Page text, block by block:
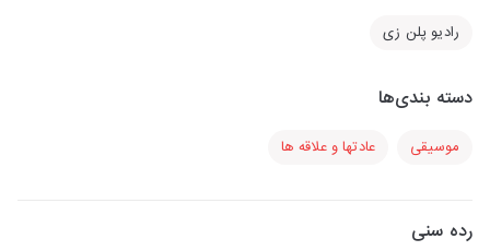
رادیو پلن زی
دسته بندی‌ها
موسیقی عادتها و علاقه ها
رده سنی